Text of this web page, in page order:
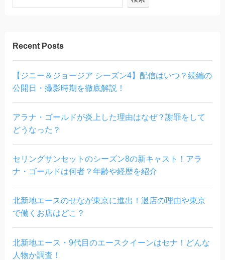
Recent Posts
【ジニー＆ジョージア シーズン4】配信はいつ？続編の
公開日・撮影時期を徹底解説！
アラナ・ゴールドが炎上した理由はなぜ？謝罪をして
どうなった？
セリングサンセットのシーズン8の新キャスト！アラ
ナ・ゴールドは何者？年齢や経歴を紹介
北新地エースのせなが東京に進出！退店の理由や東京
で働くお店はどこ？
北新地エース・9代目のエースクイーンはセナ！どんな
人物か調査！